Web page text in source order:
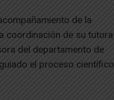
de la
coordinación de su tutora
del departamento de
el proceso científico